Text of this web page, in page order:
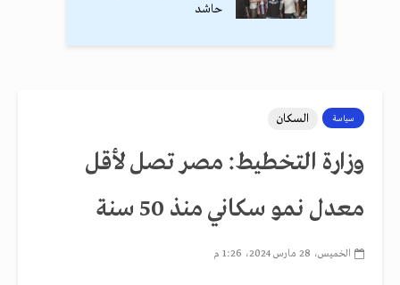
حاشد
سياسة السكان
وزارة التخطيط: مصر تصل لأقل
معدل نمو سكاني منذ 50 سنة
الخميس، 28 مارس 2024، 1:26 م